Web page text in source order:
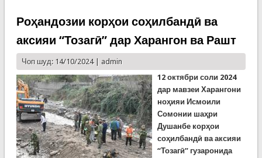
Роҳандозии корҳои соҳилбандӣ ва
аксияи “Тозагӣ” дар Харангон ва Рашт
Чоп шуд: 14/10/2024 | admin
12 октябри соли 2024
дар мавзеи Харангони
ноҳияи Исмоили
Сомонии шаҳри
Душанбе корҳои
соҳилбандӣ ва аксияи
“Тозагӣ” гузаронида